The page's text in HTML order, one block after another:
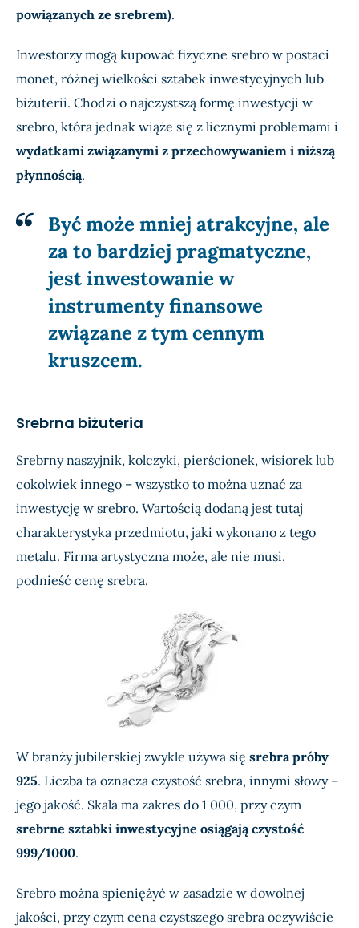
powiązanych ze srebrem).
Inwestorzy mogą kupować fizyczne srebro w postaci
monet, różnej wielkości sztabek inwestycyjnych lub
biżuterii. Chodzi o najczystszą formę inwestycji w
srebro, która jednak wiąże się z licznymi problemami i
wydatkami związanymi z przechowywaniem i niższą
płynnością.
Być może mniej atrakcyjne, ale
za to bardziej pragmatyczne,
jest inwestowanie w
instrumenty finansowe
związane z tym cennym
kruszcem.
Srebrna biżuteria
Srebrny naszyjnik, kolczyki, pierścionek, wisiorek lub
cokolwiek innego – wszystko to można uznać za
inwestycję w srebro. Wartością dodaną jest tutaj
charakterystyka przedmiotu, jaki wykonano z tego
metalu. Firma artystyczna może, ale nie musi,
podnieść cenę srebra.
W branży jubilerskiej zwykle używa się srebra próby
925. Liczba ta oznacza czystość srebra, innymi słowy –
jego jakość. Skala ma zakres do 1 000, przy czym
srebrne sztabki inwestycyjne osiągają czystość
999/1000.
Srebro można spieniężyć w zasadzie w dowolnej
jakości, przy czym cena czystszego srebra oczywiście